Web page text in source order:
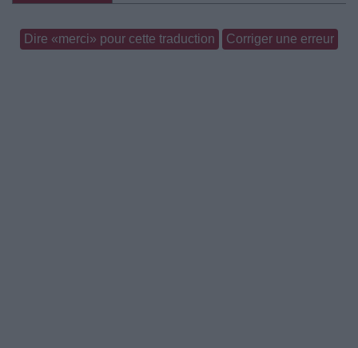
Dire «merci» pour cette traduction Corriger une erreur